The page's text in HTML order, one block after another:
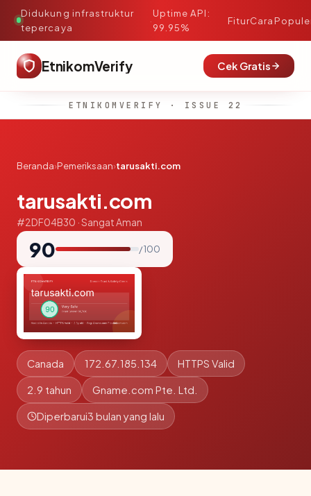
Didukung infrastruktur
tepercaya
·
Uptime API:
99.95%
FiturCara
EtnikomVerify Cek Gratis
ETNIKOMVERIFY · ISSUE 22
Beranda›Pemeriksaan›tarusakti.com
tarusakti.com
#2DF04B30 · Sangat Aman
90 / 100
Canada 172.67.185.134 HTTPS Valid
2.9 tahun Gname.com Pte. Ltd.
Diperbarui3 bulan yang lalu